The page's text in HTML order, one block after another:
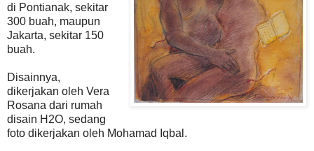
di Pontianak, sekitar
300 buah, maupun
Jakarta, sekitar 150
buah.
Disainnya,
dikerjakan oleh Vera
Rosana dari rumah
disain H2O, sedang
foto dikerjakan oleh Mohamad Iqbal.